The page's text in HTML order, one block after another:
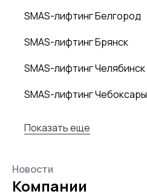
SMAS-лифтинг Белгород
SMAS-лифтинг Брянск
SMAS-лифтинг Челябинск
SMAS-лифтинг Чебоксары
Показать еще
Новости
Компании